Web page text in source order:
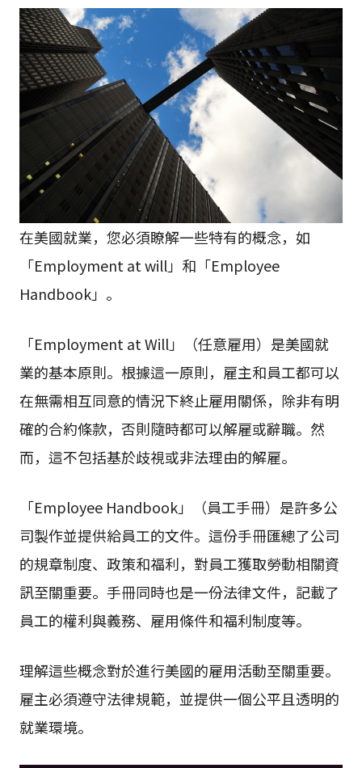
在美國就業，您必須瞭解一些特有的概念，如
「Employment at will」和「Employee
Handbook」。
「Employment at Will」（任意雇用）是美國就
業的基本原則。根據這一原則，雇主和員工都可以
在無需相互同意的情況下終止雇用關係，除非有明
確的合約條款，否則隨時都可以解雇或辭職。然
而，這不包括基於歧視或非法理由的解雇。
「Employee Handbook」（員工手冊）是許多公
司製作並提供給員工的文件。這份手冊匯總了公司
的規章制度、政策和福利，對員工獲取勞動相關資
訊至關重要。手冊同時也是一份法律文件，記載了
員工的權利與義務、雇用條件和福利制度等。
理解這些概念對於進行美國的雇用活動至關重要。
雇主必須遵守法律規範，並提供一個公平且透明的
就業環境。